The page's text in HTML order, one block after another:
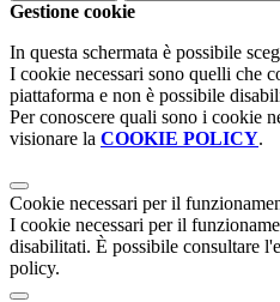
Gestione cookie
In questa schermata è possibile
I cookie necessari sono quelli che
piattaforma e non è possibile
Per conoscere quali sono i cookie
visionare la COOKIE POLICY.
Cookie necessari per il
I cookie necessari per il
disabilitati. È possibile consultare
policy.